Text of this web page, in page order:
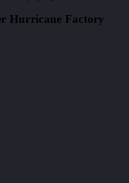
Hurricane Factory